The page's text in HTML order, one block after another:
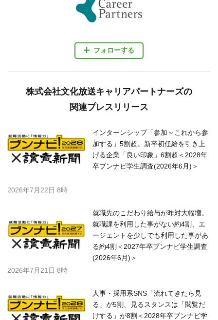
フォローする
株式会社文化放送キャリアパートナーズの
関連プレスリリース
インターンシップ「参加～これから参
加する」5割超。新卒初任給を引き上
げる企業「良い印象」6割超＜2028年
卒ブンナビ学生調査(2026年6月)＞
2026年7月22日 8時
就職先のこだわり給与が昨対大幅増。
就職課を利用した事がない約4割、エ
ージェントを少しでも利用した事があ
る約4割＜2027年卒ブンナビ学生調査
(2026年6月)＞
2026年7月21日 8時
人事・採用系SNS「流れてきたら見
る」が5割、見るスタンスは「閲覧だ
けする」が8割＜2028年卒ブンナビ学